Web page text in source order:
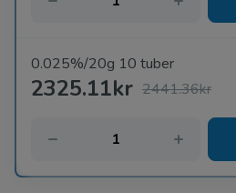
0.025%/20g 10 tuber
2325.11kr 2441.36kr